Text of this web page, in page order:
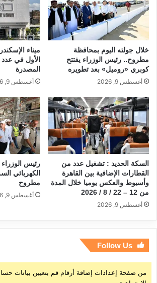
k
خلال جولته اليوم بمحافظة
مطروح.. رئيس الوزراء يفتتح
كوبري «روميل» بعد تطويره
أغسطس 9, 2026
ميناء
الأول في عدد
المصدرة
أغسطس 9, 2026
السكة الحديد : تشغيل عدد من
القطارات الإضافية بين القاهرة
وأسيوط والعكس يوميا خلال المدة
من 12 – 22 / 8 / 2026
أغسطس 9, 2026
رئيس
الكهربائي
مطروح
أغسطس 9, 2026
Follow Us
من صفحة إعدادات إضافة أرقام قم بتعيين بيانات